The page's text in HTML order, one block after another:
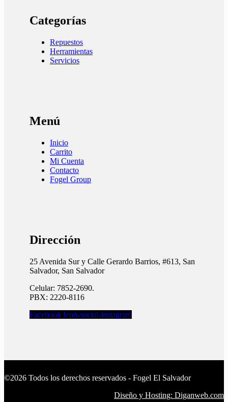
Categorías
Repuestos
Herramientas
Servicios
Menú
Inicio
Carrito
Mi Cuenta
Contacto
Fogel Group
Dirección
25 Avenida Sur y Calle Gerardo Barrios, #613, San
Salvador, San Salvador
Celular: 7852-2690.
PBX: 2220-8116
Facebook Icon-social-instagram
©2026 Todos los derechos reservados - Fogel El Salvador
Diseño y Hosting: Diganweb.com